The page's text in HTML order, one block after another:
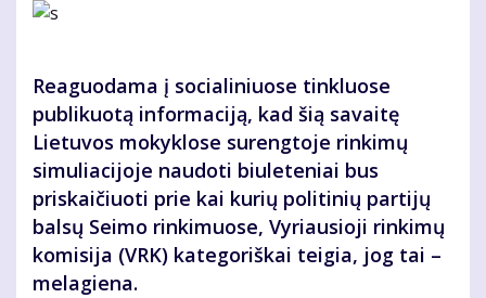
Reaguodama į socialiniuose tinkluose
publikuotą informaciją, kad šią savaitę
Lietuvos mokyklose surengtoje rinkimų
simuliacijoje naudoti biuleteniai bus
priskaičiuoti prie kai kurių politinių partijų
balsų Seimo rinkimuose, Vyriausioji rinkimų
komisija (VRK) kategoriškai teigia, jog tai –
melagiena.